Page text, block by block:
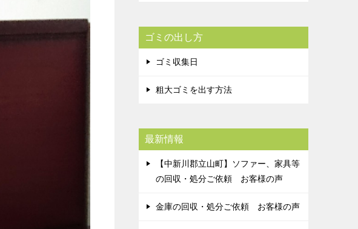
ゴミの出し方
ゴミ収集日
粗大ゴミを出す方法
最新情報
【中新川郡立山町】ソファー、家具等
の回収・処分ご依頼 お客様の声
金庫の回収・処分ご依頼 お客様の声